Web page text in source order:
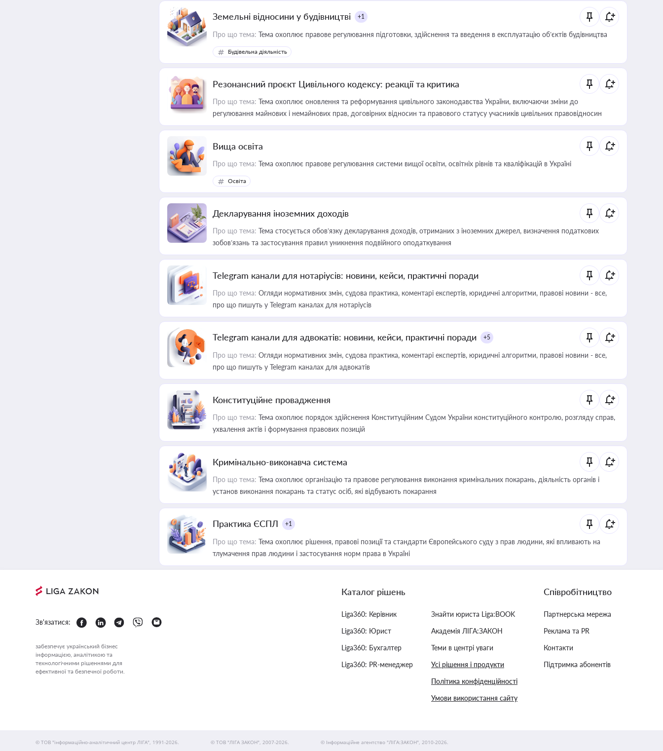
Земельні відносини у будівництві +1
Про що тема: Тема охоплює правове регулювання підготовки, здійснення та введення в експлуатацію об’єктів будівництва
Будівельна діяльність
Резонансний проєкт Цивільного кодексу: реакції та критика
Про що тема: Тема охоплює оновлення та реформування цивільного законодавства України, включаючи зміни до
регулювання майнових і немайнових прав, договірних відносин та правового статусу учасників цивільних правовідносин
Вища освіта
Про що тема: Тема охоплює правове регулювання системи вищої освіти, освітніх рівнів та кваліфікацій в Україні
Освіта
Декларування іноземних доходів
Про що тема: Тема стосується обов’язку декларування доходів, отриманих з іноземних джерел, визначення податкових
зобов’язань та застосування правил уникнення подвійного оподаткування
Telegram канали для нотаріусів: новини, кейси, практичні поради
Про що тема: Огляди нормативних змін, судова практика, коментарі експертів, юридичні алгоритми, правові новини - все,
про що пишуть у Telegram каналах для нотаріусів
Telegram канали для адвокатів: новини, кейси, практичні поради +5
Про що тема: Огляди нормативних змін, судова практика, коментарі експертів, юридичні алгоритми, правові новини - все,
про що пишуть у Telegram каналах для адвокатів
Конституційне провадження
Про що тема: Тема охоплює порядок здійснення Конституційним Судом України конституційного контролю, розгляду справ,
ухвалення актів і формування правових позицій
Кримінально-виконавча система
Про що тема: Тема охоплює організацію та правове регулювання виконання кримінальних покарань, діяльність органів і
установ виконання покарань та статус осіб, які відбувають покарання
Практика ЄСПЛ +1
Про що тема: Тема охоплює рішення, правові позиції та стандарти Європейського суду з прав людини, які впливають на
тлумачення прав людини і застосування норм права в Україні
Зв'язатися:
забезпечує український бізнес
інформацією, аналітикою та
технологічними рішеннями для
ефективної та безпечної роботи.
Каталог рішень
Liga360: Керівник
Liga360: Юрист
Liga360: Бухгалтер
Liga360: PR-менеджер
Знайти юриста Liga:BOOK
Академія ЛІГА:ЗАКОН
Теми в центрі уваги
Усі рішення і продукти
Політика конфіденційності
Умови використання сайту
Співробітництво
Партнерська мережа
Реклама та PR
Контакти
Підтримка абонентів
© ТОВ "інформаційно-аналітичний центр ЛІГА", 1991-2026. © ТОВ "ЛІГА ЗАКОН", 2007-2026. © Інформаційне агентство "ЛІГА:ЗАКОН", 2010-2026.